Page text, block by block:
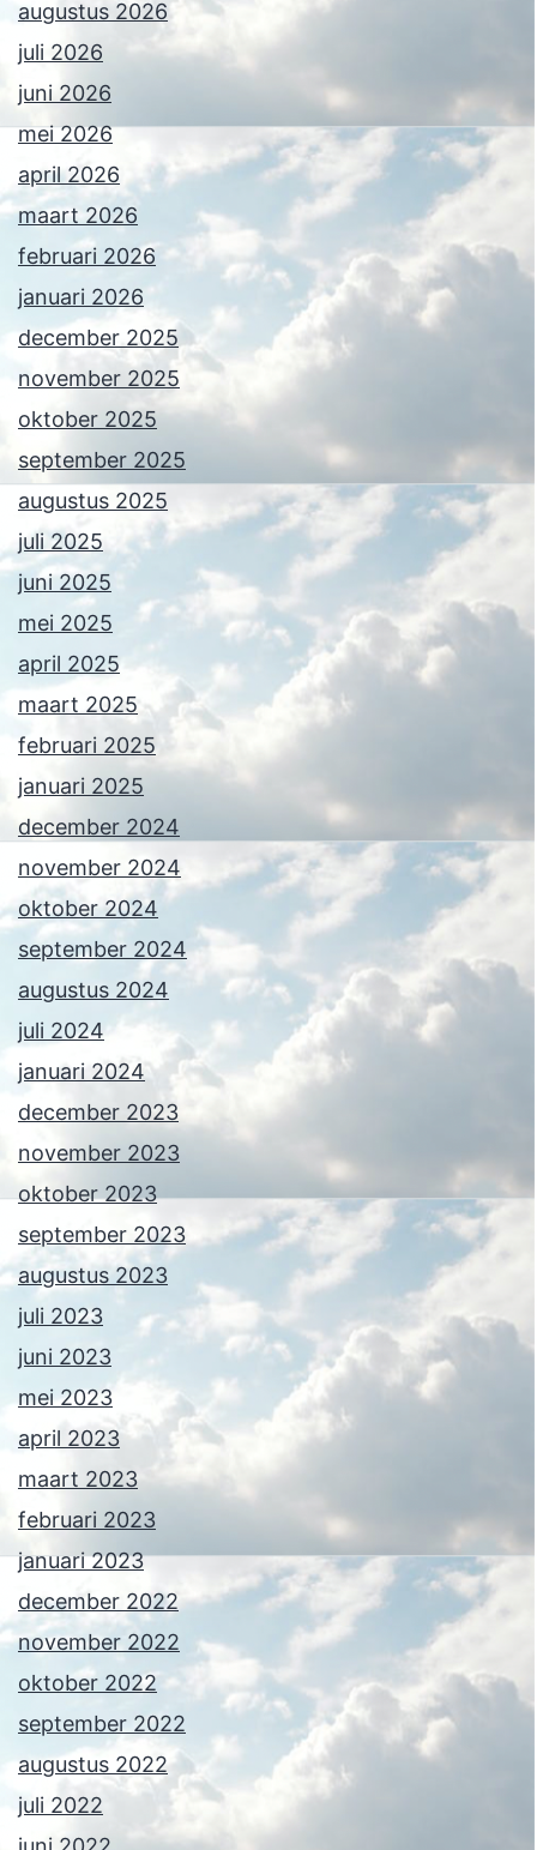
augustus 2026
juli 2026
juni 2026
mei 2026
april 2026
maart 2026
februari 2026
januari 2026
december 2025
november 2025
oktober 2025
september 2025
augustus 2025
juli 2025
juni 2025
mei 2025
april 2025
maart 2025
februari 2025
januari 2025
december 2024
november 2024
oktober 2024
september 2024
augustus 2024
juli 2024
januari 2024
december 2023
november 2023
oktober 2023
september 2023
augustus 2023
juli 2023
juni 2023
mei 2023
april 2023
maart 2023
februari 2023
januari 2023
december 2022
november 2022
oktober 2022
september 2022
augustus 2022
juli 2022